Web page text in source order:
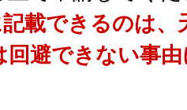
載できるのは、
回避できない事